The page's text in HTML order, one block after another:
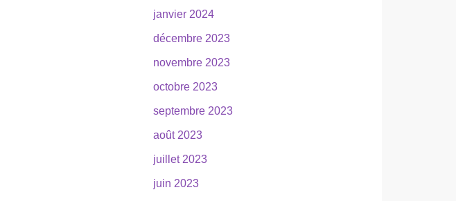
janvier 2024
décembre 2023
novembre 2023
octobre 2023
septembre 2023
août 2023
juillet 2023
juin 2023